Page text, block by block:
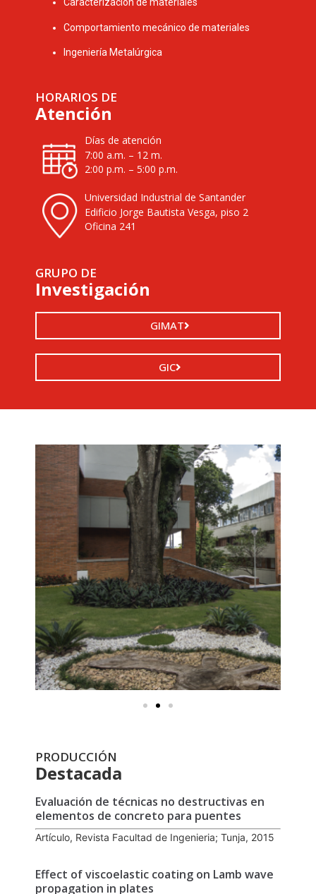
Comportamiento mecánico de materiales
Ingeniería Metalúrgica
HORARIOS DE
Atención
Días de atención
7:00 a.m. – 12 m.
2:00 p.m. – 5:00 p.m.
Universidad Industrial de Santander
Edificio Jorge Bautista Vesga, piso 2
Oficina 241
GRUPO DE
Investigación
GIMAT
GIC
PRODUCCIÓN
Destacada
Evaluación de técnicas no destructivas en
elementos de concreto para puentes
Artículo, Revista Facultad de Ingenieria; Tunja, 2015
Effect of viscoelastic coating on Lamb wave
propagation in plates